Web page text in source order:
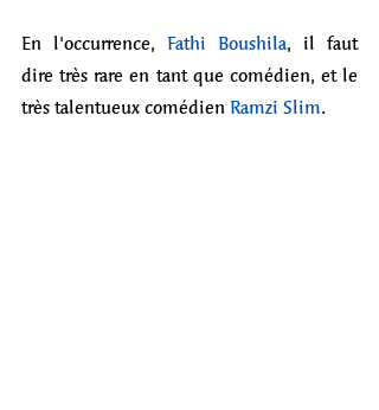
En l'occurrence, Fathi Boushila, il faut
dire très rare en tant que comédien, et le
très talentueux comédien Ramzi Slim.